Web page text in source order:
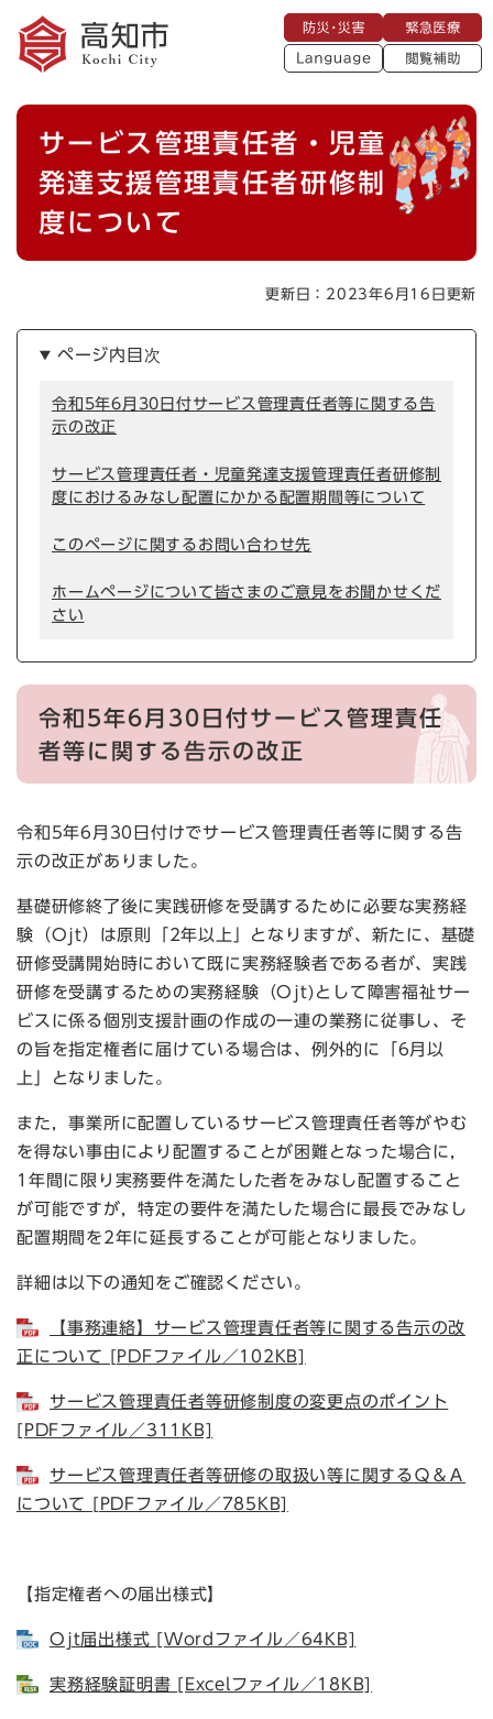
メニューを飛ばして本文へ
災
・
災
急
医
療
L
a
a
g
閲
助
本
サービス管理責任者・児童
発達支援管理責任者研修制
度について
更新日：2023年6月16日更新
ページ内目次
令和5年6月30日付サービス管理責任者等に関する告
示の改正
サービス管理責任者・児童発達支援管理責任者研修制
度におけるみなし配置にかかる配置期間等について
このページに関するお問い合わせ先
ホームページについて皆さまのご意見をお聞かせくだ
さい
令和5年6月30日付サービス管理責任
者等に関する告示の改正
令和5年6月30日付けでサービス管理責任者等に関する告
示の改正がありました。
基礎研修終了後に実践研修を受講するために必要な実務経
験（Ojt）は原則「2年以上」となりますが、新たに、基礎
研修受講開始時において既に実務経験者である者が、実践
研修を受講するための実務経験（Ojt)として障害福祉サー
ビスに係る個別支援計画の作成の一連の業務に従事し、そ
の旨を指定権者に届けている場合は、例外的に「6月以
上」となりました。
また，事業所に配置しているサービス管理責任者等がやむ
を得ない事由により配置することが困難となった場合に，
1年間に限り実務要件を満たした者をみなし配置すること
が可能ですが，特定の要件を満たした場合に最長でみなし
配置期間を2年に延長することが可能となりました。
詳細は以下の通知をご確認ください。
【事務連絡】サービス管理責任者等に関する告示の改
正について [PDFファイル／102KB]
サービス管理責任者等研修制度の変更点のポイント
[PDFファイル／311KB]
サービス管理責任者等研修の取扱い等に関するＱ＆Ａ
について [PDFファイル／785KB]
【指定権者への届出様式】
Ojt届出様式 [Wordファイル／64KB]
実務経験証明書 [Excelファイル／18KB]